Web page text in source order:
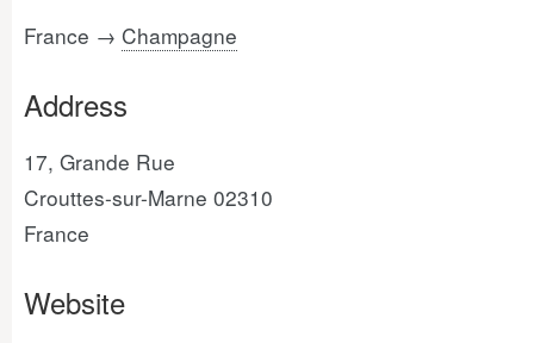
France → Champagne
Address
17, Grande Rue
Crouttes-sur-Marne 02310
France
Website